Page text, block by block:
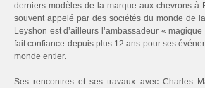
derniers modèles de la marque aux chevrons à
souvent appelé par des sociétés du monde de
Leyshon est d’ailleurs l’ambassadeur «
fait confiance depuis plus 12 ans pour ses
monde entier.
Ses rencontres et ses travaux avec Charles